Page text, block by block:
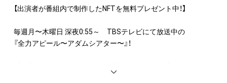
産権(それらの権利を取得し、又はそれらの権利につき登録等を
作権を有する方、著作隣接権の権利者またはその管理委託を受
けている者によって保護されています。そのため、本アイテム
・本アイテムの著作権を有する方、著作隣接権の権利者またはそ
【出演者が番組内で制作したNFTを無料プレゼント中！】
毎週月〜木曜日 深夜0:55～　TBSテレビにて放送中の
『全力アピール〜アダムシアター〜』！